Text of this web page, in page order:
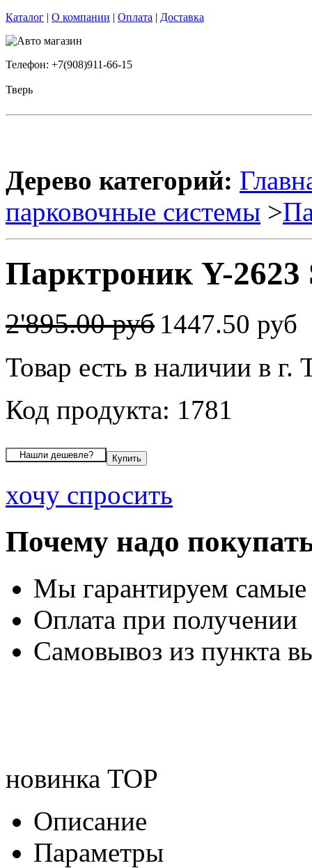
Каталог | О компании | Оплата | Доставка
Телефон: +7(908)911-66-15
Тверь
Дерево категорий:
парковочные системы >
Парктроник Y-
2'895.00 руб 1447.50 руб
Товар есть в наличии в г.
Код продукта: 1781
хочу спросить
Почему надо
Мы гарантируем
Оплата при получении
Самовывоз из пункта
новинка TOP
Описание
Параметры